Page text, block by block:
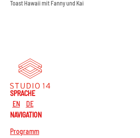
Toast Hawaii mit Fanny und Kai
SPRACHE
EN
DE
NAVIGATION
Programm